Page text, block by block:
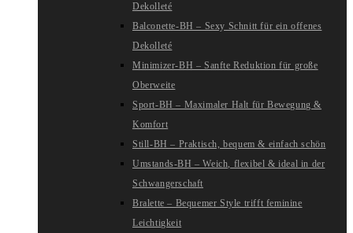
Dekolleté
Balconette-BH – Sexy Schnitt für ein offenes
Dekolleté
Minimizer-BH – Sanfte Reduktion für große
Oberweite
Sport-BH – Maximaler Halt für Bewegung &
Komfort
Still-BH – Praktisch, bequem & einfach schön
Umstands-BH – Weich, flexibel & ideal in der
Schwangerschaft
Bralette – Bequemer Style trifft feminine
Leichtigkeit